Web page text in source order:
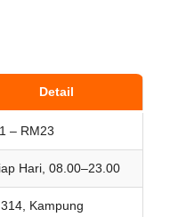
Detail
– RM23
Hari, 08.00–23.00
Kampung